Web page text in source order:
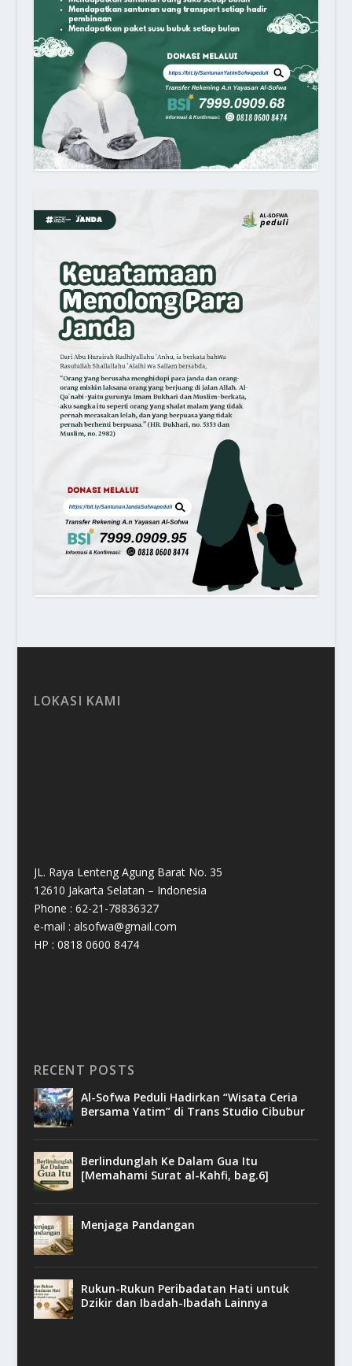
LOKASI KAMI
JL. Raya Lenteng Agung Barat No. 35
12610 Jakarta Selatan – Indonesia
Phone : 62-21-78836327
e-mail : alsofwa@gmail.com
HP : 0818 0600 8474
RECENT POSTS
Al-Sofwa Peduli Hadirkan “Wisata Ceria
Bersama Yatim” di Trans Studio Cibubur
Berlindunglah Ke Dalam Gua Itu
[Memahami Surat al-Kahfi, bag.6]
Menjaga Pandangan
Rukun-Rukun Peribadatan Hati untuk
Dzikir dan Ibadah-Ibadah Lainnya